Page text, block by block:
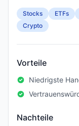
Stocks ETFs
Crypto
Vorteile
Niedrigste
Nachteile